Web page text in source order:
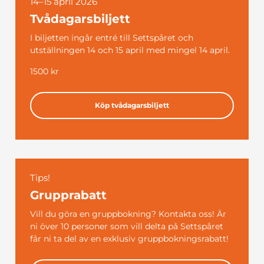
Tvådagarsbiljett
I biljetten ingår entré till Settspåret och
utställningen 14 och 15 april med mingel 14 april.
1500 kr
Köp tvådagarsbiljett
Tips!
Grupprabatt
Vill du göra en gruppbokning? Kontakta oss! Är
ni över 10 personer som vill delta på Settspåret
får ni ta del av en exklusiv gruppbokningsrabatt!